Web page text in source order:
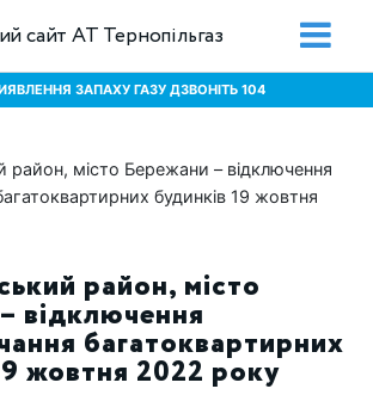
сайт АТ Тернопільгаз
ЗАПАХУ ГАЗУ ДЗВОНІТЬ 104
район, місто
відключення
багатоквартирних
жовтня 2022 року